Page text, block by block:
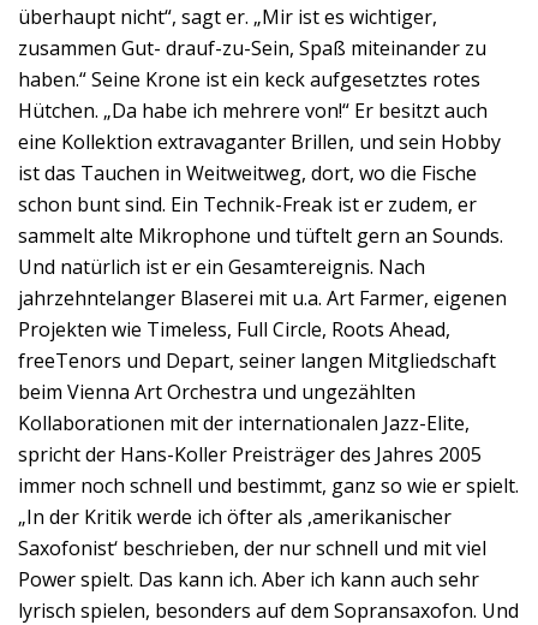
überhaupt nicht“, sagt er. „Mir ist es wichtiger,
zusammen Gut- drauf-zu-Sein, Spaß miteinander zu
haben.“ Seine Krone ist ein keck aufgesetztes rotes
Hütchen. „Da habe ich mehrere von!“ Er besitzt auch
eine Kollektion extravaganter Brillen, und sein Hobby
ist das Tauchen in Weitweitweg, dort, wo die Fische
schon bunt sind. Ein Technik-Freak ist er zudem, er
sammelt alte Mikrophone und tüftelt gern an Sounds.
Und natürlich ist er ein Gesamtereignis. Nach
jahrzehntelanger Blaserei mit u.a. Art Farmer, eigenen
Projekten wie Timeless, Full Circle, Roots Ahead,
freeTenors und Depart, seiner langen Mitgliedschaft
beim Vienna Art Orchestra und ungezählten
Kollaborationen mit der internationalen Jazz-Elite,
spricht der Hans-Koller Preisträger des Jahres 2005
immer noch schnell und bestimmt, ganz so wie er spielt.
„In der Kritik werde ich öfter als ,amerikanischer
Saxofonist‘ beschrieben, der nur schnell und mit viel
Power spielt. Das kann ich. Aber ich kann auch sehr
lyrisch spielen, besonders auf dem Sopransaxofon. Und